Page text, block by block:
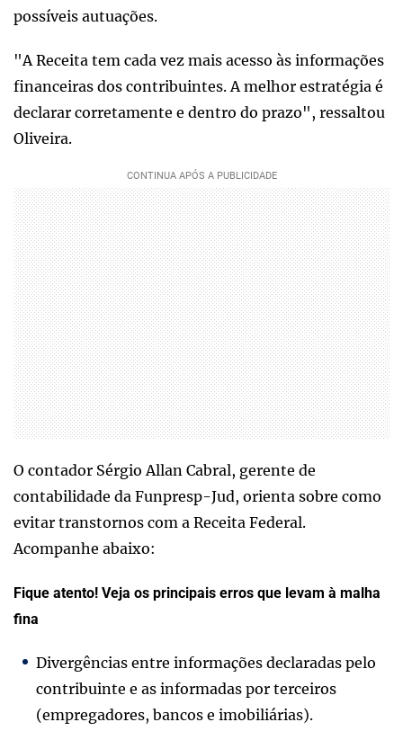
possíveis autuações.
"A Receita tem cada vez mais acesso às informações
financeiras dos contribuintes. A melhor estratégia é
declarar corretamente e dentro do prazo", ressaltou
Oliveira.
O contador Sérgio Allan Cabral, gerente de
contabilidade da Funpresp-Jud, orienta sobre como
evitar transtornos com a Receita Federal.
Acompanhe abaixo:
Fique atento! Veja os principais erros que levam à malha
fina
Divergências entre informações declaradas pelo
contribuinte e as informadas por terceiros
(empregadores, bancos e imobiliárias).